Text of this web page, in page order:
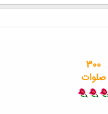
300
صلوات